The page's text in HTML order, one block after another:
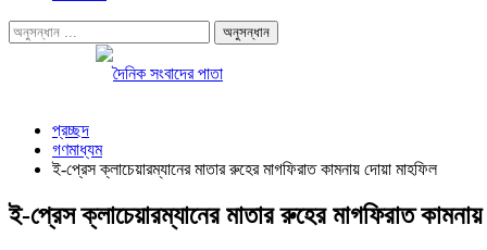
প্রচ্ছদ
গণমাধ্যম
ই-প্রেস ক্লাচেয়ারম্যানের মাতার রুহের মাগফিরাত কামনায় দোয়া মাহফিল
ই-প্রেস ক্লাচেয়ারম্যানের মাতার রুহের মাগফিরাত